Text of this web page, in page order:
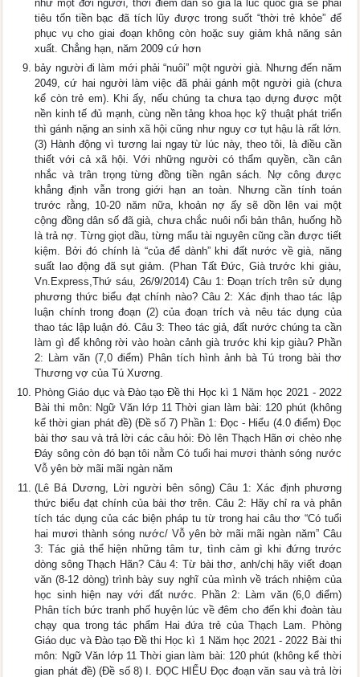
như một đời người, thời điểm dân số già là lúc quốc gia sẽ phải
tiêu tốn tiền bạc đã tích lũy được trong suốt “thời trẻ khỏe” để
phục vụ cho giai đoạn không còn hoặc suy giảm khả năng sản
xuất. Chẳng hạn, năm 2009 cứ hơn
bảy người đi làm mới phải “nuôi” một người già. Nhưng đến năm
2049, cứ hai người làm việc đã phải gánh một người già (chưa
kể còn trẻ em). Khi ấy, nếu chúng ta chưa tạo dựng được một
nền kinh tế đủ mạnh, cùng nền tảng khoa học kỹ thuật phát triển
thì gánh nặng an sinh xã hội cũng như nguy cơ tụt hậu là rất lớn.
(3) Hành động vì tương lai ngay từ lúc này, theo tôi, là điều cần
thiết với cả xã hội. Với những người có thẩm quyền, cần cân
nhắc và trân trọng từng đồng tiền ngân sách. Nợ công được
khẳng định vẫn trong giới hạn an toàn. Nhưng cần tính toán
trước rằng, 10-20 năm nữa, khoản nợ ấy sẽ dồn lên vai một
cộng đồng dân số đã già, chưa chắc nuôi nổi bản thân, huống hồ
là trả nợ. Từng giọt dầu, từng mẩu tài nguyên cũng cần được tiết
kiệm. Bởi đó chính là “của để dành” khi đất nước về già, năng
suất lao động đã sụt giảm. (Phan Tất Đức, Già trước khi giàu,
Vn.Express,Thứ sáu, 26/9/2014) Câu 1: Đoạn trích trên sử dụng
phương thức biểu đạt chính nào? Câu 2: Xác định thao tác lập
luận chính trong đoạn (2) của đoạn trích và nêu tác dụng của
thao tác lập luận đó. Câu 3: Theo tác giả, đất nước chúng ta cần
làm gì để không rời vào hoàn cảnh già trước khi kịp giàu? Phần
2: Làm văn (7,0 điểm) Phân tích hình ảnh bà Tú trong bài thơ
Thương vợ của Tú Xương.
Phòng Giáo dục và Đào tạo Đề thi Học kì 1 Năm học 2021 - 2022
Bài thi môn: Ngữ Văn lớp 11 Thời gian làm bài: 120 phút (không
kể thời gian phát đề) (Đề số 7) Phần 1: Đọc - Hiểu (4.0 điểm) Đọc
bài thơ sau và trả lời các câu hỏi: Đò lên Thạch Hãn ơi chèo nhẹ
Đáy sông còn đó bạn tôi nằm Có tuổi hai mươi thành sóng nước
Vỗ yên bờ mãi mãi ngàn năm
(Lê Bá Dương, Lời người bên sông) Câu 1: Xác định phương
thức biểu đạt chính của bài thơ trên. Câu 2: Hãy chỉ ra và phân
tích tác dụng của các biện pháp tu từ trong hai câu thơ “Có tuổi
hai mươi thành sóng nước/ Vỗ yên bờ mãi mãi ngàn năm” Câu
3: Tác giả thể hiện những tâm tư, tình cảm gì khi đứng trước
dòng sông Thạch Hãn? Câu 4: Từ bài thơ, anh/chị hãy viết đoạn
văn (8-12 dòng) trình bày suy nghĩ của mình về trách nhiệm của
học sinh hiện nay với đất nước. Phần 2: Làm văn (6,0 điểm)
Phân tích bức tranh phố huyện lúc về đêm cho đến khi đoàn tàu
chạy qua trong tác phẩm Hai đứa trẻ của Thạch Lam. Phòng
Giáo dục và Đào tạo Đề thi Học kì 1 Năm học 2021 - 2022 Bài thi
môn: Ngữ Văn lớp 11 Thời gian làm bài: 120 phút (không kể thời
gian phát đề) (Đề số 8) I. ĐỌC HIỂU Đọc đoạn văn sau và trả lời